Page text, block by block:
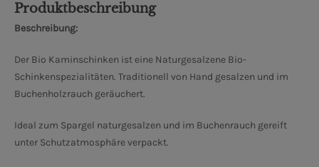
Produktbeschreibung
Beschreibung:
Der Bio Kaminschinken ist eine Naturgesalzene Bio-
Schinkenspezialitäten. Traditionell von Hand gesalzen und im
Buchenholzrauch geräuchert.
Ideal zum Spargel naturgesalzen und im Buchenrauch gereift
unter Schutzatmosphäre verpackt.